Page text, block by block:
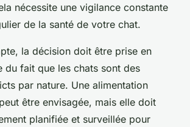
nécessite une vigilance constante
de la santé de votre chat.
la décision doit être prise en
du fait que les chats sont des
par nature. Une alimentation
être envisagée, mais elle doit
planifiée et surveillée pour